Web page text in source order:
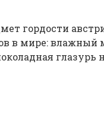
гордости
в мире: влажный
глазурь